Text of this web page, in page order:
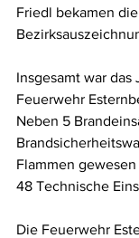
Friedl bekamen die
Insgesamt war
Feuerwehr
Neben 5
Flammen
48 Technische
Die Feuerwehr